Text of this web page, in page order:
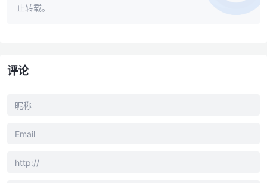
止转载。
评论